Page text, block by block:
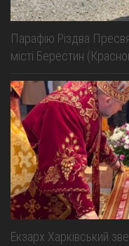
Парафію Різдва
місті Берестин
Екзарх Харківський